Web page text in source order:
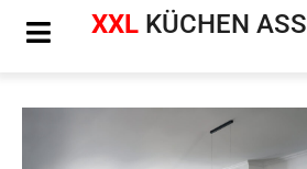
Inhalt
XXL KÜCHEN ASS